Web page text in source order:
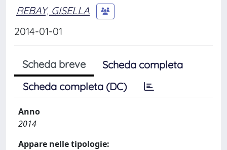
REBAY, GISELLA
2014-01-01
Scheda breve
Scheda completa
Scheda completa (DC)
Anno
2014
Appare nelle tipologie: